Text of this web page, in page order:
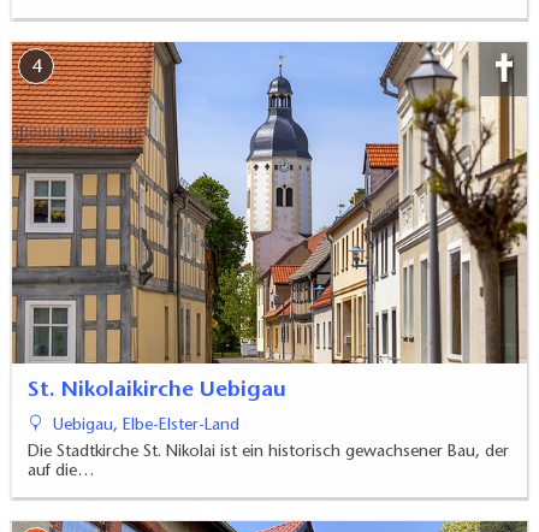
4
St. Nikolaikirche Uebigau
Uebigau, Elbe-Elster-Land
Die Stadtkirche St. Nikolai ist ein historisch gewachsener Bau, der
auf die…